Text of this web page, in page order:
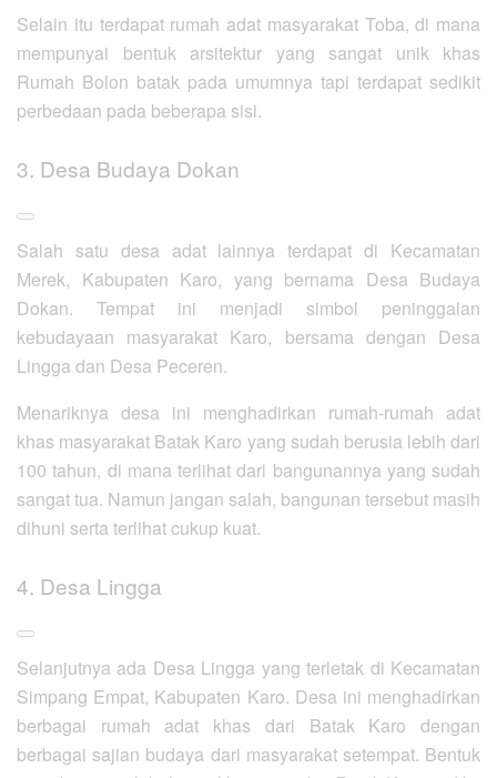
Selain itu terdapat rumah adat masyarakat Toba, di mana
mempunyai bentuk arsitektur yang sangat unik khas
Rumah Bolon batak pada umumnya tapi terdapat sedikit
perbedaan pada beberapa sisi.
3. Desa Budaya Dokan
Salah satu desa adat lainnya terdapat di Kecamatan
Merek, Kabupaten Karo, yang bernama Desa Budaya
Dokan. Tempat ini menjadi simbol peninggalan
kebudayaan masyarakat Karo, bersama dengan Desa
Lingga dan Desa Peceren.
Menariknya desa ini menghadirkan rumah-rumah adat
khas masyarakat Batak Karo yang sudah berusia lebih dari
100 tahun, di mana terlihat dari bangunannya yang sudah
sangat tua. Namun jangan salah, bangunan tersebut masih
dihuni serta terlihat cukup kuat.
4. Desa Lingga
Selanjutnya ada Desa Lingga yang terletak di Kecamatan
Simpang Empat, Kabupaten Karo. Desa ini menghadirkan
berbagai rumah adat khas dari Batak Karo dengan
berbagai sajian budaya dari masyarakat setempat. Bentuk